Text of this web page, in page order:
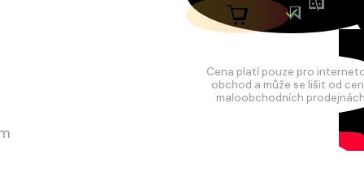
Cena platí pouze pro
obchod a může se lišit od
maloobchodních